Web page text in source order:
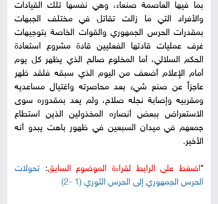
بما فيها العاصمة صنعاء، وهي نفسها تلك القيادات
والأفراد التي ما زالت تقاتل في مختلف الجبهات
بمقدرات الحرس الجمهوري والقوات الخاصة بتوجيهات
غرف عمليات قادتها الفعليين قادة مشروع استعادة
الحكم السلالي، أما المخلوع صالح الذي يظهر كل يوم
أمام الإعلام أضعف من اليوم الذي سبقه فلقد ظهر
عاجزاً عن صنع شيء بعد محاصرته واغتيال مساعديه
ومقربيه وإصابة نجله صلاح، ولم يعد بمقدوره سوى
الاستعراض ببعض أنصاره المخذولين الذين استطاع
جمعهم في ميدان السبعين في ظهور باهت يبدو أنه
الأخير.
*اضغط على الرابط لقراءة الموضوع السابق: تحولات
الحرس الجمهوري إلى الحرس الثوري (1 -2)